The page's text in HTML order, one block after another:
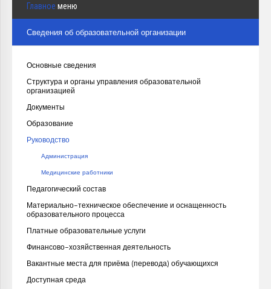
Главное меню
Сведения об образовательной организации
Основные сведения
Структура и органы управления образовательной
организацией
Документы
Образование
Руководство
Администрация
Медицинские работники
Педагогический состав
Материально-техническое обеспечение и оснащенность
образовательного процесса
Платные образовательные услуги
Финансово-хозяйственная деятельность
Вакантные места для приёма (перевода) обучающихся
Доступная среда